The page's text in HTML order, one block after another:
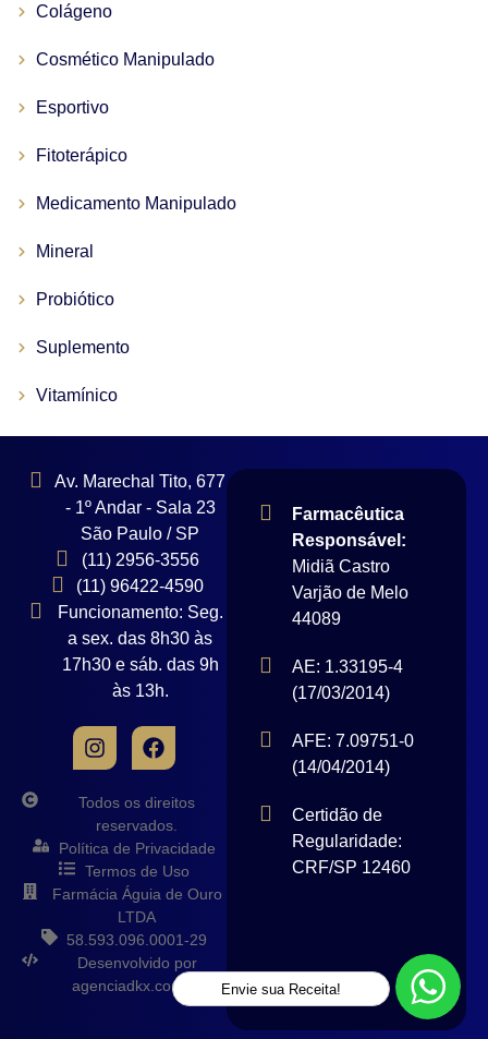
Colágeno
Cosmético Manipulado
Esportivo
Fitoterápico
Medicamento Manipulado
Mineral
Probiótico
Suplemento
Vitamínico
Av. Marechal Tito, 677
- 1º Andar - Sala 23
São Paulo / SP
(11) 2956-3556
(11) 96422-4590
Funcionamento: Seg.
a sex. das 8h30 às
17h30 e sáb. das 9h
às 13h.
Todos os direitos
reservados.
Política de Privacidade
Termos de Uso
Farmácia Águia de Ouro
LTDA
58.593.096.0001-29
Desenvolvido por
agenciadkx.com.br
Envie sua Receita!
Farmacêutica
Responsável:
Midiã Castro
Varjão de Melo
44089
AE: 1.33195-4
(17/03/2014)
AFE: 7.09751-0
(14/04/2014)
Certidão de
Regularidade:
CRF/SP 12460